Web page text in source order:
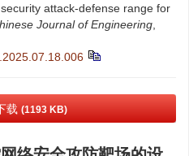
attack-defense range for
Journal of Engineering
载 (1193 KB)